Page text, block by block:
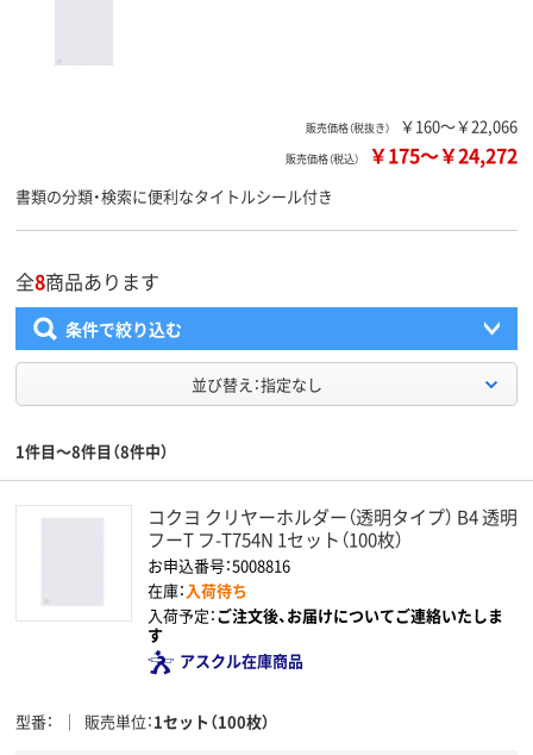
販売価格（税抜き） ￥160～￥22,066
販売価格（税込） ￥175～￥24,272
書類の分類・検索に便利なタイトルシール付き
全8商品あります
条件で絞り込む
並び替え：指定なし
1件目～8件目（8件中）
コクヨ クリヤーホルダー（透明タイプ） B4 透明
フーT フ-T754N 1セット（100枚）
お申込番号：5008816
在庫：入荷待ち
入荷予定：ご注文後、お届けについてご連絡いたしま
す
アスクル在庫商品
型番 販売単位 1セット（100枚）